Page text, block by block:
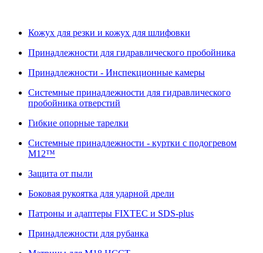
Кожух для резки и кожух для шлифовки
Принадлежности для гидравлического пробойника
Принадлежности - Инспекционные камеры
Системные принадлежности для гидравлического
пробойника отверстий
Гибкие опорные тарелки
Системные принадлежности - куртки с подогревом
M12™
Защита от пыли
Боковая рукоятка для ударной дрели
Патроны и адаптеры FIXTEC и SDS-plus
Принадлежности для рубанка